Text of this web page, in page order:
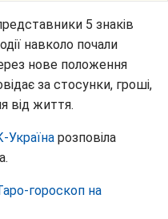
5 знаків
навколо почали
нове положення
за стосунки, гроші,
від життя.
Україна розповіла
гороскоп на